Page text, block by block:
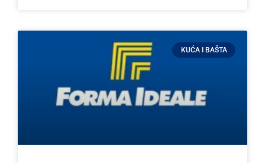
KUĆA I BAŠTA